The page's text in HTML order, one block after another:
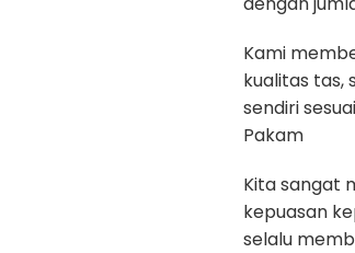
Kami
kualitas tas,
sendiri
Pakam
Kita sangat
kepuasan
selalu